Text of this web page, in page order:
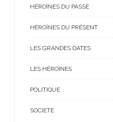
HÉROÏNES DU PASSÉ
HÉROÏNES DU PRÉSENT
LES GRANDES DATES
LES HÉROÏNES
POLITIQUE
SOCIETE